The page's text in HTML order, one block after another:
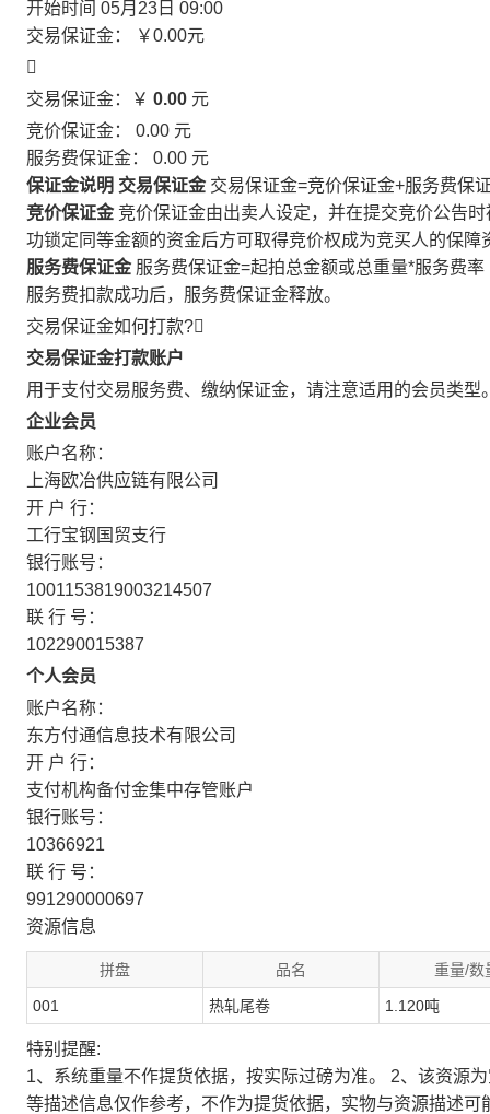
开始时间 05月23日 09:00
交易保证金：
￥0.00元

交易保证金：￥ 0.00 元
竞价保证金： 0.00 元
服务费保证金： 0.00 元
保证金说明 交易保证金 交易保证金=竞价保证金+服务费保
竞价保证金 竞价保证金由出卖人设定，并在提交竞价公告
功锁定同等金额的资金后方可取得竞价权成为竞买人的保障
服务费保证金 服务费保证金=起拍总金额或总重量*服务费率
服务费扣款成功后，服务费保证金释放。
交易保证金如何打款?
交易保证金打款账户
用于支付交易服务费、缴纳保证金，请注意适用的会员类型
企业会员
账户名称：
上海欧冶供应链有限公司
开 户 行：
工行宝钢国贸支行
银行账号：
1001153819003214507
联 行 号：
102290015387
个人会员
账户名称：
东方付通信息技术有限公司
开 户 行：
支付机构备付金集中存管账户
银行账号：
10366921
联 行 号：
991290000697
资源信息
拼盘 品名 重量/数
001 热轧尾卷 1.120吨
特别提醒:
1、系统重量不作提货依据，按实际过磅为准。 2、该资源
等描述信息仅作参考，不作为提货依据，实物与资源描述